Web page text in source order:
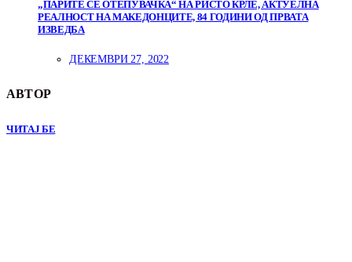
„ПАРИТЕ СЕ ОТЕПУВАЧКА“ НА РИСТО КРЛЕ, АКТУЕЛНА
РЕАЛНОСТ НА МАКЕДОНЦИТЕ, 84 ГОДИНИ ОД ПРВАТА
ИЗВЕДБА
ДЕКЕМВРИ 27, 2022
АВТОР
ЧИТАЈ БЕ